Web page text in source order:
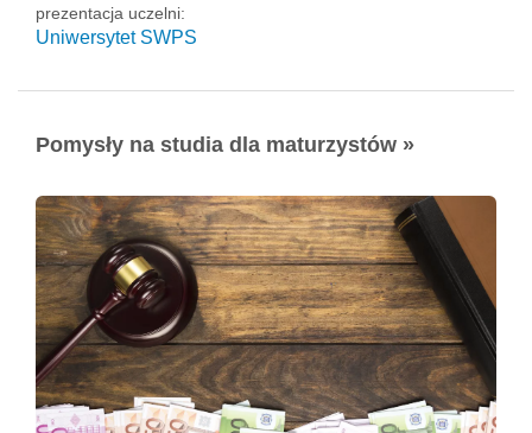
prezentacja uczelni:
Uniwersytet SWPS
Pomysły na studia dla maturzystów »